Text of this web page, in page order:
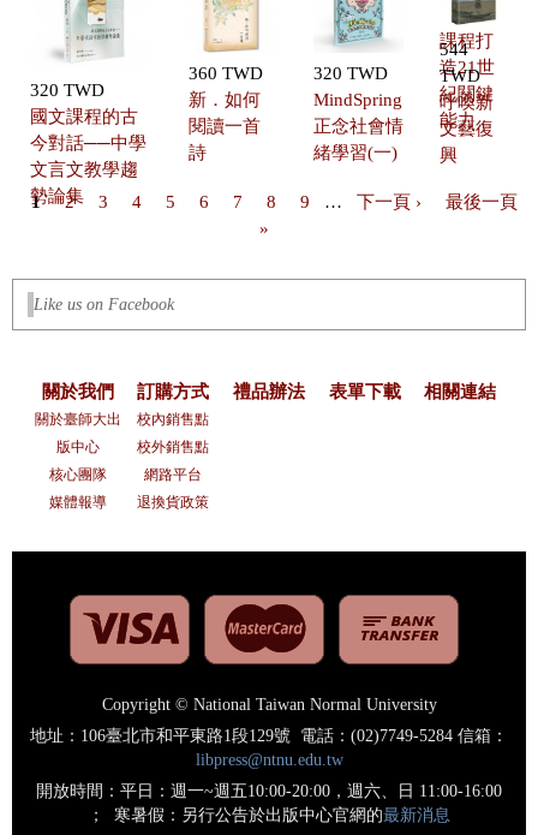
跨領域
課程打
造21世
紀關鍵
能力
320 TWD
國文課程的古
今對話──中學
文言文教學趨
勢論集
360 TWD
新．如何
閱讀一首
詩
320 TWD
MindSpring
正念社會情
緒學習(一)
544
TWD
呼喚新
文藝復
興
頁面
1 2 3 4 5 6 7 8 9 … 下一頁 ›
最後一頁
»
Like us on Facebook
關於我們
關於臺師大出
版中心
核心團隊
媒體報導
訂購方式
校內銷售點
校外銷售點
網路平台
退換貨政策
禮品辦法 表單下載 相關連結
Copyright © National Taiwan Normal University
地址：106臺北市和平東路1段129號 電話：(02)7749-5284 信箱：
libpress@ntnu.edu.tw
開放時間：平日：週一~週五10:00-20:00，週六、日 11:00-16:00
； 寒暑假：另行公告於出版中心官網的最新消息